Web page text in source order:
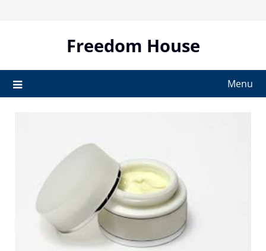
Freedom House
Menu